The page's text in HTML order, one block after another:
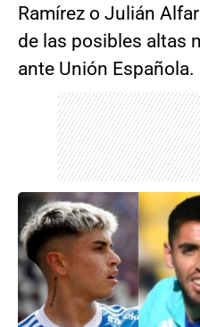
Ramírez o Julián
de las posibles altas
ante Unión Española.